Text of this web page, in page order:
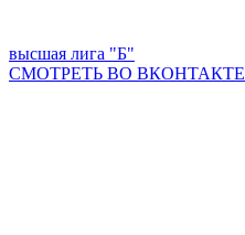
высшая лига "Б"
СМОТРЕТЬ ВО ВКОНТАКТЕ